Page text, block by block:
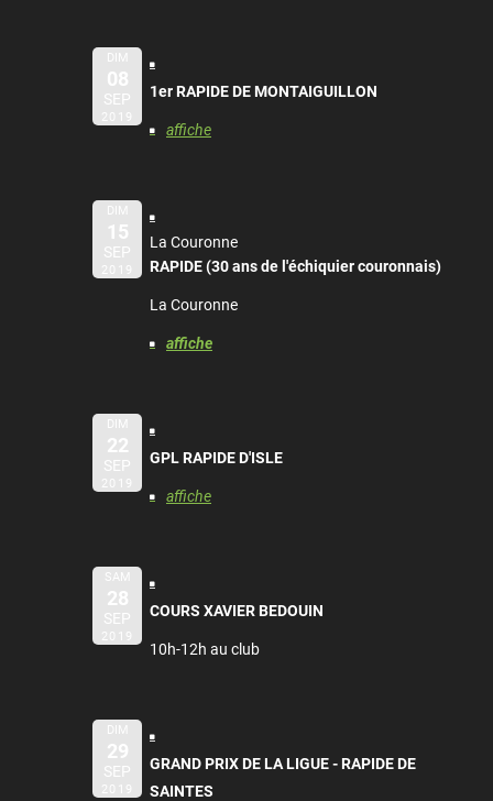
DIM
08
SEP
2019
1er RAPIDE DE MONTAIGUILLON
affiche
DIM
15
SEP
2019
La Couronne
RAPIDE (30 ans de l'échiquier couronnais)
La Couronne
affiche
DIM
22
SEP
2019
GPL RAPIDE D'ISLE
affiche
SAM
28
SEP
2019
COURS XAVIER BEDOUIN
10h-12h au club
DIM
29
SEP
2019
GRAND PRIX DE LA LIGUE - RAPIDE DE
SAINTES